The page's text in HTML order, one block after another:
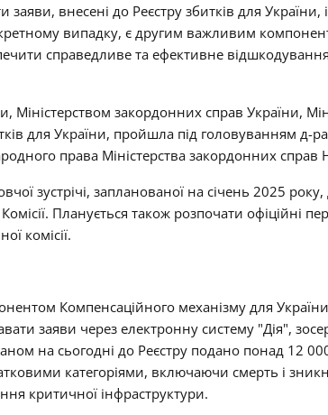
заяви, внесені до Реєстру збитків для України,
випадку, є другим важливим
справедливе та ефективне відшкодування
Міністерством закордонних справ України,
для України, пройшла під головуванням д-
права Міністерства закордонних справ
зустрічі, запланованої на січень 2025 року,
Планується також розпочати офіційні
комісії.
Компенсаційного механізму для
заяви через електронну систему "Дія",
на сьогодні до Реєстру подано понад 12
категоріями, включаючи смерть і
критичної інфраструктури.